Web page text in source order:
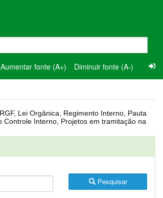
Aumentar fonte (A+) Diminuir fonte (A-)
Pesquisar